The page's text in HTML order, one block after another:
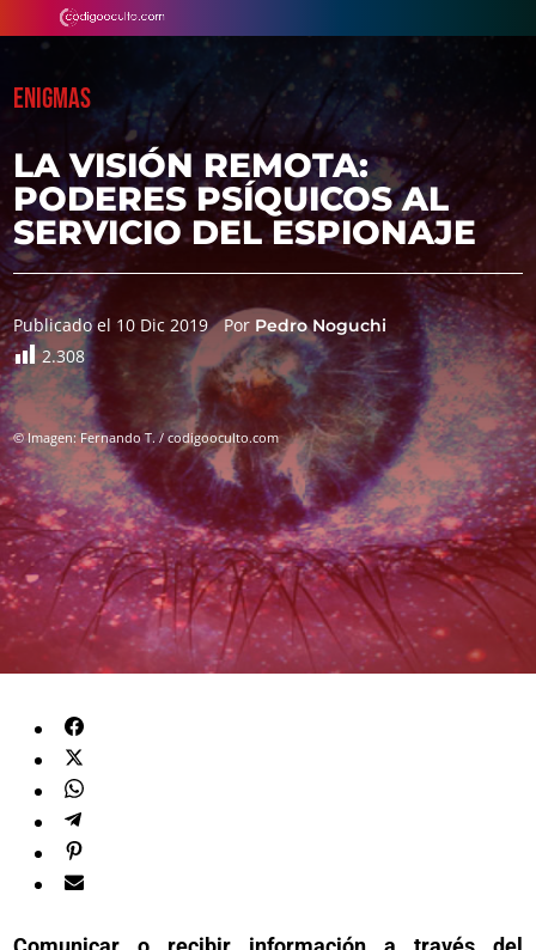
ENIGMAS
LA VISIÓN REMOTA:
PODERES PSÍQUICOS AL
SERVICIO DEL ESPIONAJE
Publicado el 10 Dic 2019 Por Pedro Noguchi
2.308
© Imagen: Fernando T. / codigooculto.com